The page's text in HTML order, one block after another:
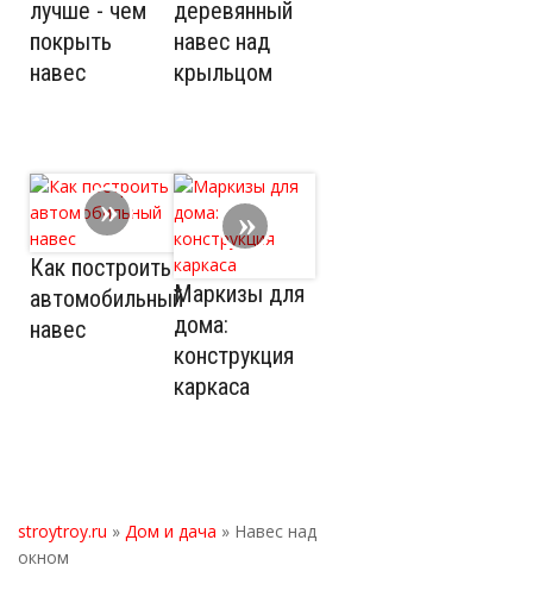
лучше - чем
покрыть
навес
деревянный
навес над
крыльцом
Как построить
автомобильный
навес
Маркизы для
дома:
конструкция
каркаса
stroytroy.ru » Дом и дача » Навес над
окном